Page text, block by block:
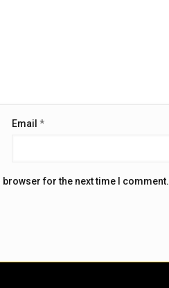
Email*
for the next time I comment.